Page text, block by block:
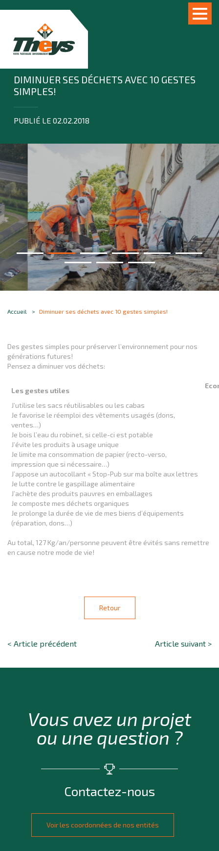
DIMINUER SES DÉCHETS AVEC 10 GESTES
SIMPLES!
PUBLIÉ LE 02.02.2018
Accueil Diminuer ses déchets avec 10 gestes simples!
Des gestes simples pour préserver l’environnement pour nos
générations futures!
Pensez a diminuer vos déchets:
Les gestes utiles
J’utilise les sacs réutilisables ou les cabas
Je favorise le réemploi des vêtements usagés (dons,
ventes…)
Je bois l’eau du robinet, si celle-ci est potable
J’évite les produits à usage unique
Je limite ma consommation de papier (recto-verso,
impression que si nécessaire…)
J’appose un autocollant « Stop-Pub sur ma boîte aux lettres
Je lutte contre le gaspillage alimentaire
J’achète des produits pauvres en emballages
Je composte mes déchets organiques
Je prolonge la durée de vie de mes biens d’équipements
(réparation, dons…)
Au total, 127 Kg/an/personne peuvent être évités sans remettre
en cause notre mode de vie!
Retour
< Article précédent Article suivant >
Vous avez un projet
ou une question ?
Contactez-nous
Voir les coordonnées de nos entités